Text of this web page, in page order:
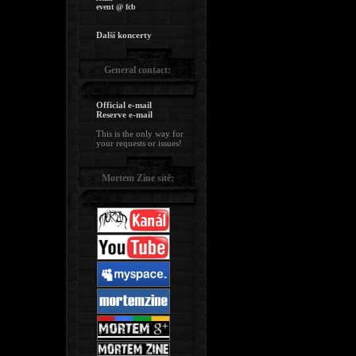
event @ fcb
Další koncerty
General contact:
Official e-mail
Reserve e-mail
This is the only way for
your requests or issues!
Mortem Zine sítě: